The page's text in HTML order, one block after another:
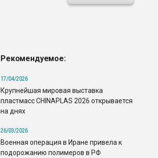
Рекомендуемое:
17/04/2026
Крупнейшая мировая выставка
пластмасс CHINAPLAS 2026 открывается
на днях
26/03/2026
Военная операция в Иране привела к
подорожанию полимеров в РФ